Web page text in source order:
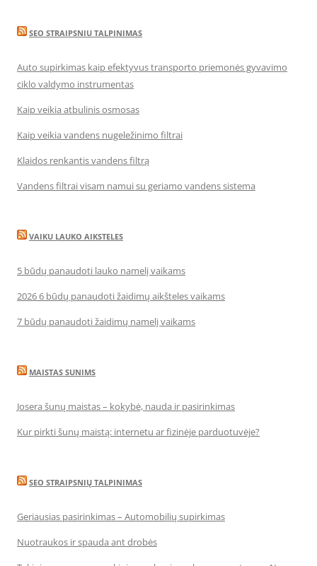
SEO STRAIPSNIU TALPINIMAS
Auto supirkimas kaip efektyvus transporto priemonės gyvavimo
ciklo valdymo instrumentas
Kaip veikia atbulinis osmosas
Kaip veikia vandens nugeležinimo filtrai
Klaidos renkantis vandens filtrą
Vandens filtrai visam namui su geriamo vandens sistema
VAIKU LAUKO AIKSTELES
5 būdų panaudoti lauko namelį vaikams
2026 6 būdų panaudoti žaidimų aikšteles vaikams
7 būdų panaudoti žaidimų namelį vaikams
MAISTAS SUNIMS
Josera šunų maistas – kokybė, nauda ir pasirinkimas
Kur pirkti šunų maistą: internetu ar fizinėje parduotuvėje?
SEO STRAIPSNIŲ TALPINIMAS
Geriausias pasirinkimas – Automobilių supirkimas
Nuotraukos ir spauda ant drobės